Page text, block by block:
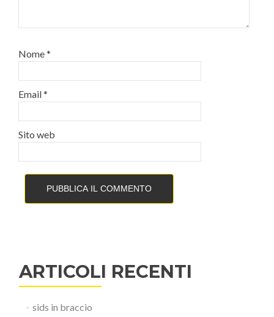
Nome*
Email*
Sito web
ARTICOLI RECENTI
sids in braccio